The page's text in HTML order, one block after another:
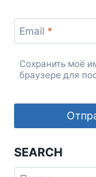
Email *
Сохранить моё
браузере для
SEARCH
Найти: